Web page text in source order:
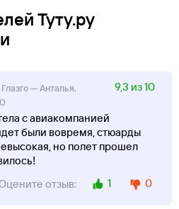
Туту.ру
— Анталья,
9,3 из 10
с авиакомпанией
были вовремя, стюарды
но полет прошел
отзыв:
1 0